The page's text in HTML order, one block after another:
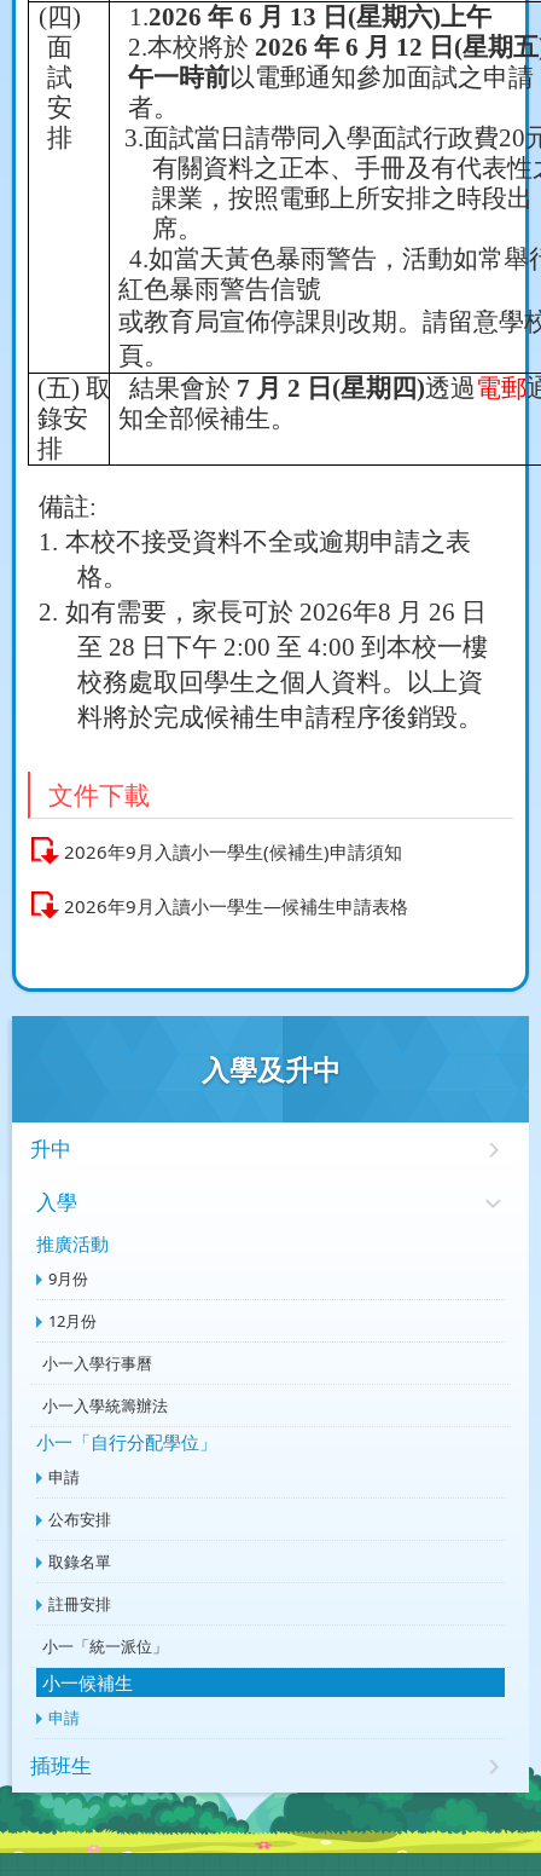
(四)
面
試
安
排
1.2026年 6 月 13 日 (星期六)上午
2.本校將於2026年 6 月 12 日 (星期五
午一時前以電郵通知參加面試之申請
者。
3.面試當日請帶同入學面試行政費20
有關資料之正本、手冊及有代表性
課業，按照電郵上所安排之時段出
席。
4.如當天黃色暴雨警告，活動如常舉
紅色暴雨警告信號
或教育局宣佈停課則改期。請留意學
頁。
(五)取
錄安
排
結果會於 7 月2 日 (星期四)透過電郵
知全部候補生。
備註:
1. 本校不接受資料不全或逾期申請之表
格。
2. 如有需要，家長可於 2026年8 月 26 日
至 28 日下午 2:00至 4:00到本校一樓
校務處取回學生之個人資料。以上資
料將於完成候補生申請程序後銷毀。
文件下載
2026年9月入讀小一學生(候補生)申請須知
2026年9月入讀小一學生—候補生申請表格
入學及升中
升中
入學
推廣活動
9月份
12月份
小一入學行事曆
小一入學統籌辦法
小一「自行分配學位」
申請
公布安排
取錄名單
註冊安排
小一「統一派位」
小一候補生
申請
插班生